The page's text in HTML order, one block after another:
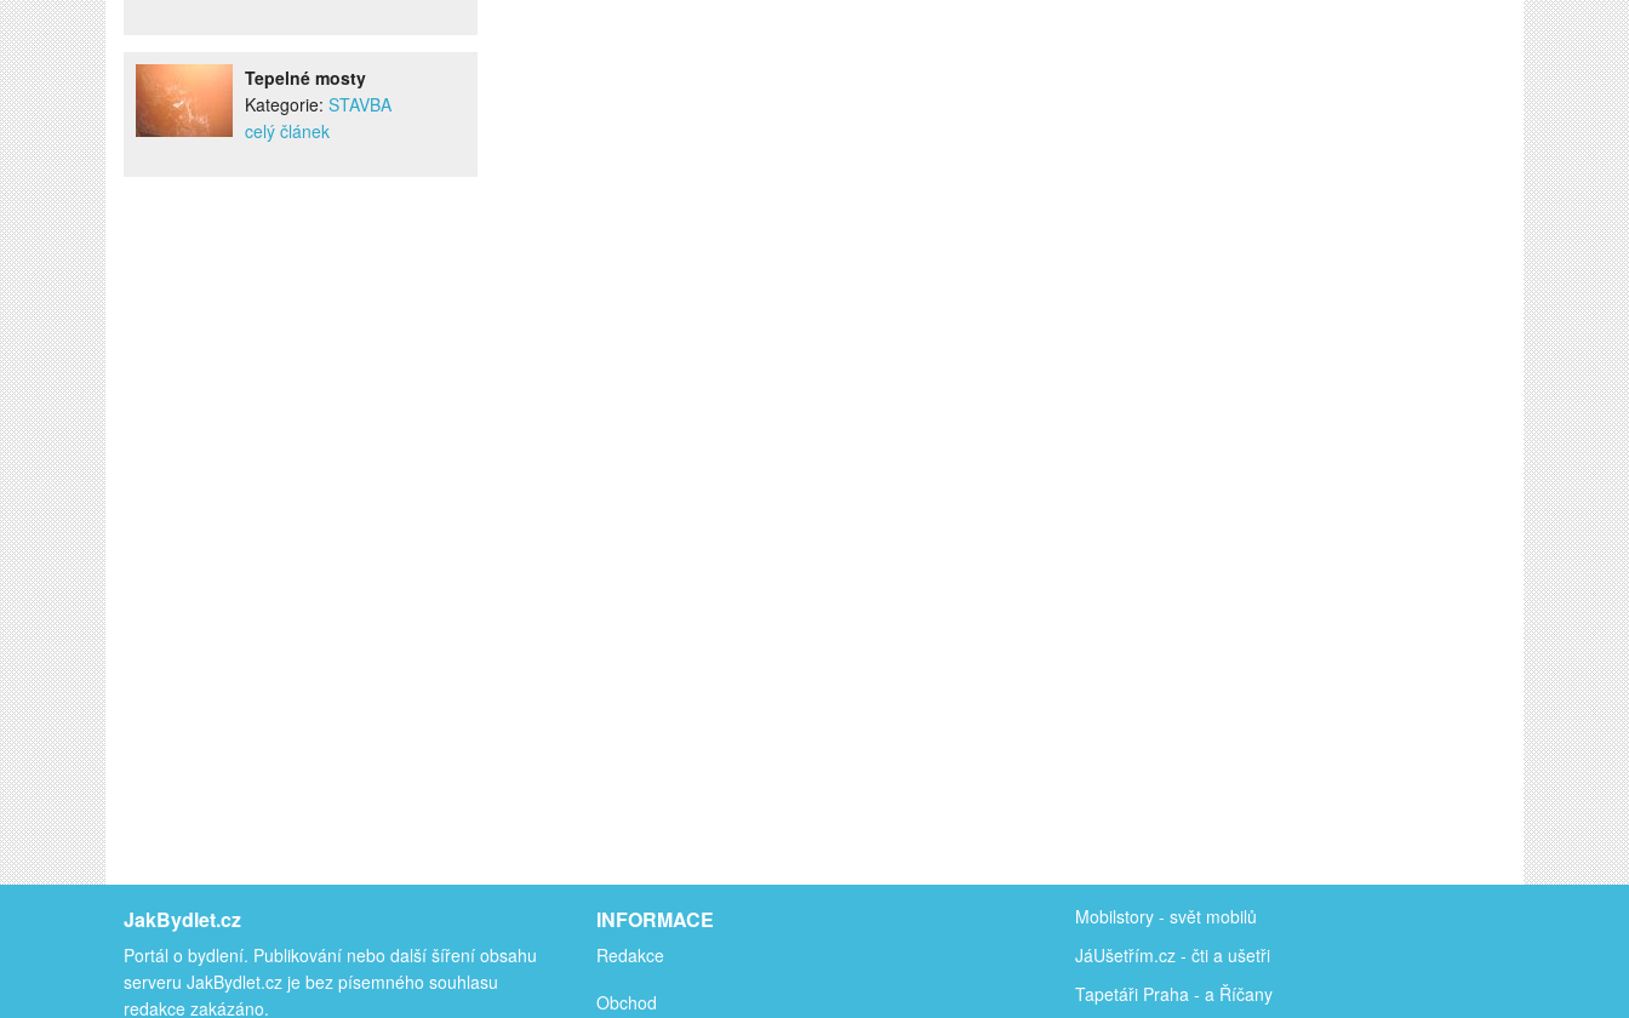
Tepelné mosty
Kategorie: STAVBA
celý článek
JakBydlet.cz
Portál o bydlení. Publikování nebo další šíření obsahu
serveru JakBydlet.cz je bez písemného souhlasu
redakce zakázáno.
INFORMACE
Redakce
Obchod
Mobilstory - svět mobilů
JáUšetřím.cz - čti a ušetři
Tapetáři Praha - a Říčany